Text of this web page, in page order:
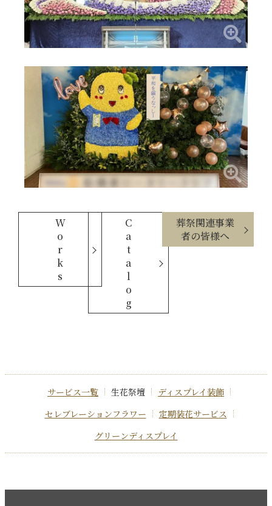
W
o
r
k
s
C
a
t
a
l
o
g
葬祭関連事業
者の皆様へ
サービス一覧 生花祭壇
ディスプレイ装飾
セレブレーションフラワー
定期装花サービス
グリーンディスプレイ